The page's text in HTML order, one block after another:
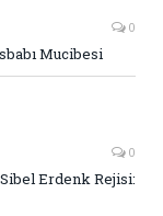
0
Mucibesi
0
Erdenk Rejisi: